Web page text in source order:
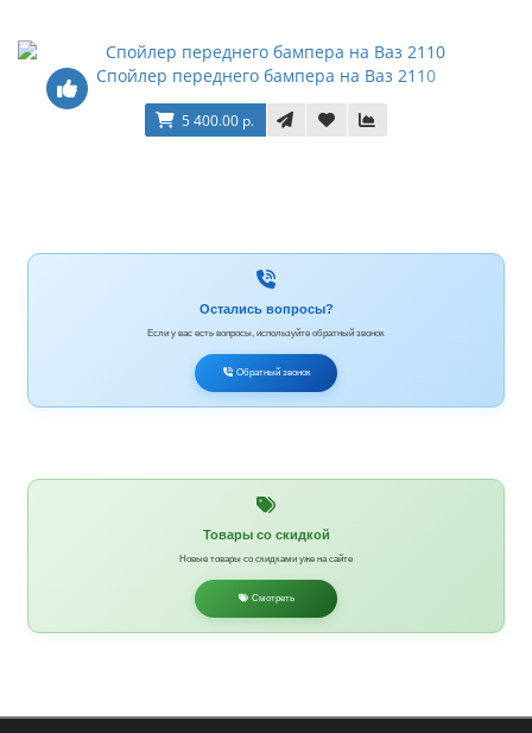
Спойлер переднего бампера на Ваз 2110
5 400.00 р.
Остались вопросы?
Если у вас есть вопросы, используйте обратный звонок
Обратный звонок
Товары со скидкой
Новые товары со скидками уже на сайте
Смотреть